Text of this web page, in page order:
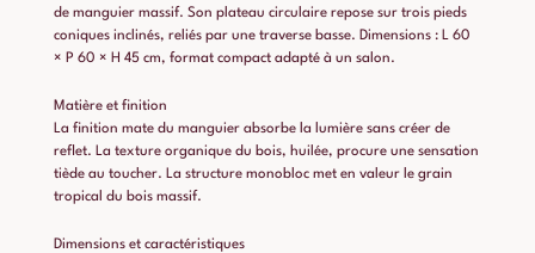
de manguier massif. Son plateau circulaire repose sur trois pieds
coniques inclinés, reliés par une traverse basse. Dimensions : L 60
× P 60 × H 45 cm, format compact adapté à un salon.
Matière et finition
La finition mate du manguier absorbe la lumière sans créer de
reflet. La texture organique du bois, huilée, procure une sensation
tiède au toucher. La structure monobloc met en valeur le grain
tropical du bois massif.
Dimensions et caractéristiques